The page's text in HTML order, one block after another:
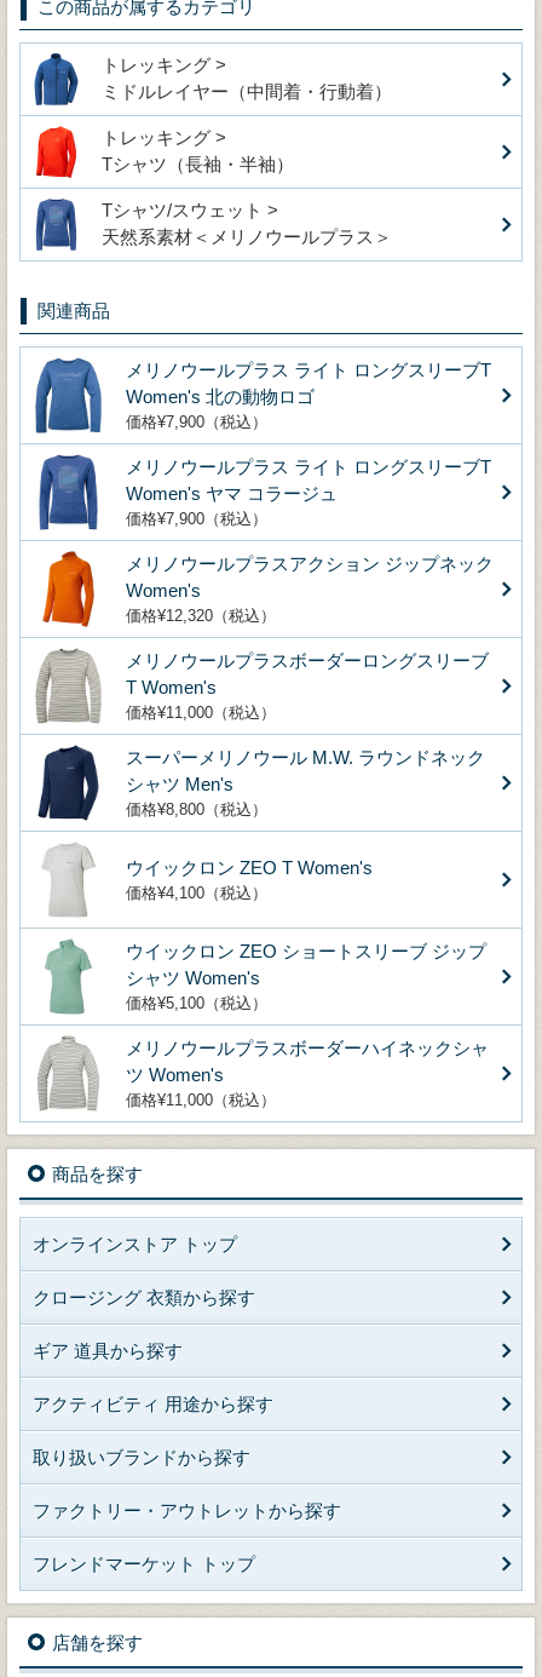
この商品が属するカテゴリ
トレッキング >
ミドルレイヤー（中間着・行動着）
トレッキング >
Tシャツ（長袖・半袖）
Tシャツ/スウェット >
天然系素材＜メリノウールプラス＞
関連商品
メリノウールプラス ライト ロングスリーブT
Women's 北の動物ロゴ
価格¥7,900（税込）
メリノウールプラス ライト ロングスリーブT
Women's ヤマ コラージュ
価格¥7,900（税込）
メリノウールプラスアクション ジップネック
Women's
価格¥12,320（税込）
メリノウールプラスボーダーロングスリーブ
T Women's
価格¥11,000（税込）
スーパーメリノウール M.W. ラウンドネック
シャツ Men's
価格¥8,800（税込）
ウイックロン ZEO T Women's
価格¥4,100（税込）
ウイックロン ZEO ショートスリーブ ジップ
シャツ Women's
価格¥5,100（税込）
メリノウールプラスボーダーハイネックシャ
ツ Women's
価格¥11,000（税込）
商品を探す
オンラインストア トップ
クロージング 衣類から探す
ギア 道具から探す
アクティビティ 用途から探す
取り扱いブランドから探す
ファクトリー・アウトレットから探す
フレンドマーケット トップ
店舗を探す